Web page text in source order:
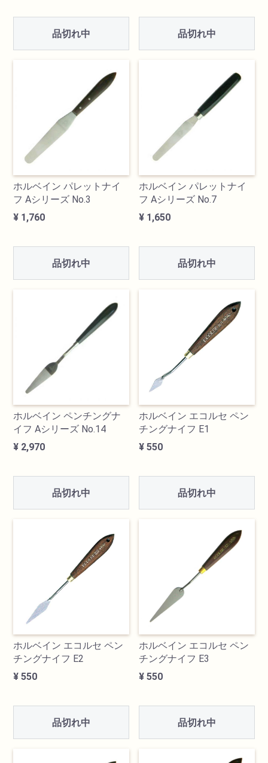
品切れ中 品切れ中
ホルベイン パレットナイ
フ Aシリーズ No.3
¥ 1,760
品切れ中
ホルベイン パレットナイ
フ Aシリーズ No.7
¥ 1,650
品切れ中
ホルベイン ペンチングナ
イフ Aシリーズ No.14
¥ 2,970
品切れ中
ホルベイン エコルセ ペン
チングナイフ E1
¥ 550
品切れ中
ホルベイン エコルセ ペン
チングナイフ E2
¥ 550
品切れ中
ホルベイン エコルセ ペン
チングナイフ E3
¥ 550
品切れ中
製図用品
キャンバス・パネル
U-ARTSオリジナルグッズ